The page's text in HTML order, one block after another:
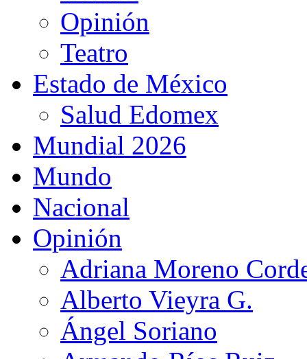
Opinión
Teatro
Estado de México
Salud Edomex
Mundial 2026
Mundo
Nacional
Opinión
Adriana Moreno
Alberto Vieyra G.
Ángel Soriano